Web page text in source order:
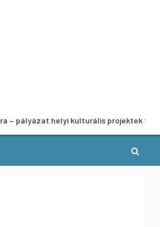
helyi kulturális projektek fejlesztésére